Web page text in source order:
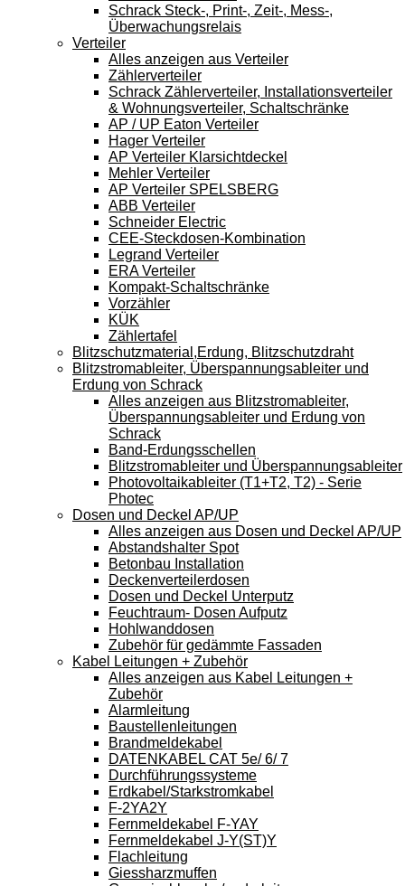
Schrack Steck-, Print-, Zeit-, Mess-,
Überwachungsrelais
Verteiler
Alles anzeigen aus Verteiler
Zählerverteiler
Schrack Zählerverteiler, Installationsverteiler
& Wohnungsverteiler, Schaltschränke
AP / UP Eaton Verteiler
Hager Verteiler
AP Verteiler Klarsichtdeckel
Mehler Verteiler
AP Verteiler SPELSBERG
ABB Verteiler
Schneider Electric
CEE-Steckdosen-Kombination
Legrand Verteiler
ERA Verteiler
Kompakt-Schaltschränke
Vorzähler
KÜK
Zählertafel
Blitzschutzmaterial,Erdung, Blitzschutzdraht
Blitzstromableiter, Überspannungsableiter und
Erdung von Schrack
Alles anzeigen aus Blitzstromableiter,
Überspannungsableiter und Erdung von
Schrack
Band-Erdungsschellen
Blitzstromableiter und Überspannungsableiter
Photovoltaikableiter (T1+T2, T2) - Serie
Photec
Dosen und Deckel AP/UP
Alles anzeigen aus Dosen und Deckel AP/UP
Abstandshalter Spot
Betonbau Installation
Deckenverteilerdosen
Dosen und Deckel Unterputz
Feuchtraum- Dosen Aufputz
Hohlwanddosen
Zubehör für gedämmte Fassaden
Kabel Leitungen + Zubehör
Alles anzeigen aus Kabel Leitungen +
Zubehör
Alarmleitung
Baustellenleitungen
Brandmeldekabel
DATENKABEL CAT 5e/ 6/ 7
Durchführungssysteme
Erdkabel/Starkstromkabel
F-2YA2Y
Fernmeldekabel F-YAY
Fernmeldekabel J-Y(ST)Y
Flachleitung
Giessharzmuffen